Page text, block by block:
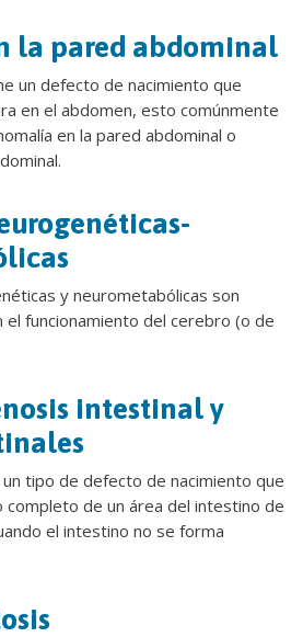
la pared abdominal
un defecto de nacimiento que
en el abdomen, esto comúnmente
en la pared abdominal o
y neurometabólicas son
funcionamiento del cerebro (o de
intestinal y
tipo de defecto de nacimiento que
completo de un área del intestino de
el intestino no se forma